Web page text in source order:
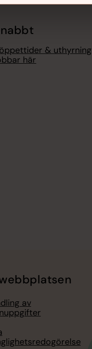
& uthyrning
här
av